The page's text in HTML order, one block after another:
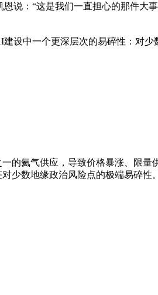
说：“这是我们一直担心的那件大
设中一个更深层次的易碎性：对
的氦气供应，导致价格暴涨、限
少数地缘政治风险点的极端易碎